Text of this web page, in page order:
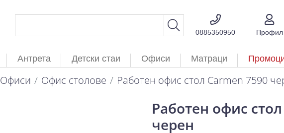
0885350950 Профил
Антрета Детски стаи Офиси Матраци
Офиси Офис столове Работен офис стол Carmen 7590
Работен офис
черен